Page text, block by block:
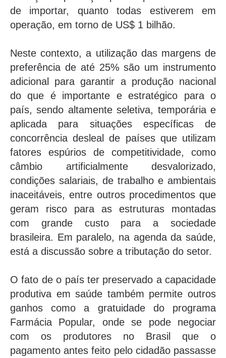
de importar, quanto todas estiverem em
operação, em torno de US$ 1 bilhão.
Neste contexto, a utilização das margens de
preferência de até 25% são um instrumento
adicional para garantir a produção nacional
do que é importante e estratégico para o
país, sendo altamente seletiva, temporária e
aplicada para situações específicas de
concorrência desleal de países que utilizam
fatores espúrios de competitividade, como
câmbio artificialmente desvalorizado,
condições salariais, de trabalho e ambientais
inaceitáveis, entre outros procedimentos que
geram risco para as estruturas montadas
com grande custo para a sociedade
brasileira. Em paralelo, na agenda da saúde,
está a discussão sobre a tributação do setor.
O fato de o país ter preservado a capacidade
produtiva em saúde também permite outros
ganhos como a gratuidade do programa
Farmácia Popular, onde se pode negociar
com os produtores no Brasil que o
pagamento antes feito pelo cidadão passasse